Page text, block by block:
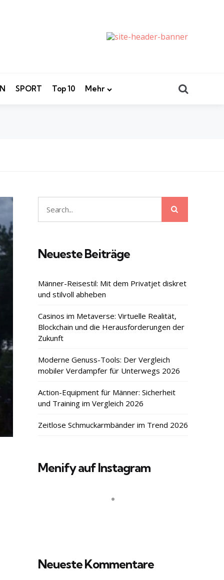
SPORT Top 10 Mehr
Search
for:
Neueste Beiträge
Männer-Reisestil: Mit dem Privatjet diskret
und stilvoll abheben
Casinos im Metaverse: Virtuelle Realität,
Blockchain und die Herausforderungen der
Zukunft
Moderne Genuss-Tools: Der Vergleich
mobiler Verdampfer für Unterwegs 2026
Action-Equipment für Männer: Sicherheit
und Training im Vergleich 2026
Zeitlose Schmuckarmbänder im Trend 2026
Menify auf Instagram
Neueste Kommentare